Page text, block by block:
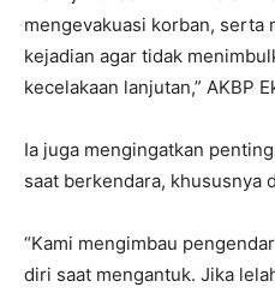
mengevakuasi korban, serta
kejadian agar tidak
kecelakaan lanjutan,” AKBP
Ia juga mengingatkan
saat berkendara, khususnya
“Kami mengimbau
diri saat mengantuk. Jika